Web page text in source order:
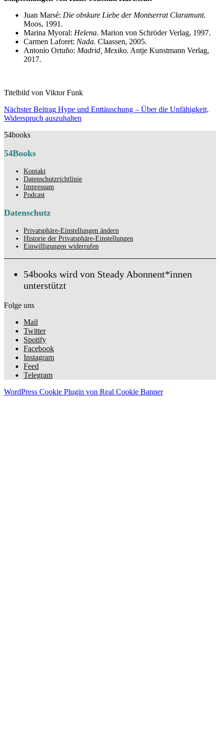
Juan Marsé: Die obskure Liebe der Montserrat Claramunt.
Moos, 1991.
Marina Myoral: Helena. Marion von Schröder Verlag, 1997.
Carmen Laforet: Nada. Claassen, 2005.
Antonio Ortuño: Madrid, Mexiko. Antje Kunstmann Verlag,
2017.
Titelbild von Viktor Funk
Beitragsnavigation
Nächster Beitrag Hype und Enttäuschung – Über die Unfähigkeit,
Widerspruch auszuhalten
54books
54Books
Kontakt
Datenschutzrichtlinie
Impressum
Podcast
Datenschutz
Privatsphäre-Einstellungen ändern
Historie der Privatsphäre-Einstellungen
Einwilligungen widerrufen
54books wird von Steady Abonnent*innen
unterstützt
Folge uns
Mail
Twitter
Spotify
Facebook
Instagram
Feed
Telegram
WordPress Cookie Plugin von Real Cookie Banner